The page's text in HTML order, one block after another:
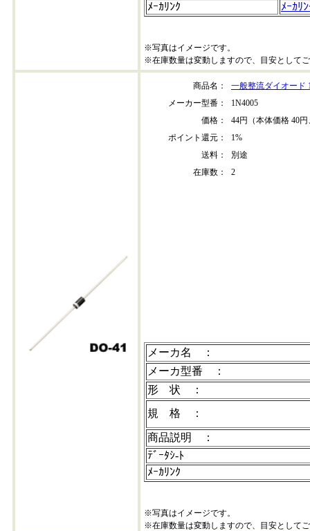
ﾒｰｶﾘﾝｸ
ﾒｰｶﾘ
※写真はイメージです。
※在庫数量は変動しますので、目安として
商品名：
一般整流ダイオード
メーカー型番：
1N4005
価格：
44円（本体価格 40
ポイント還元：
1%
送料：
別途
在庫数：
2
メーカ名 ：
メーカ型番 ：
形 状 ：
規 格 ：
商品説明 ：
ﾃﾞｰﾀｼ-ﾄ
ﾒｰｶﾘﾝｸ
※写真はイメージです。
※在庫数量は変動しますので、目安として